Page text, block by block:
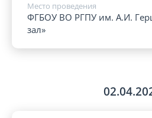
Место проведения
ФГБОУ ВО РГПУ им. А.И.
зал»